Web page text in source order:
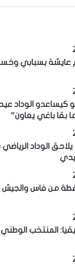
كيساعدو الوداد
بقا باغي يعاون”
يلاحق الوداد
من فاس